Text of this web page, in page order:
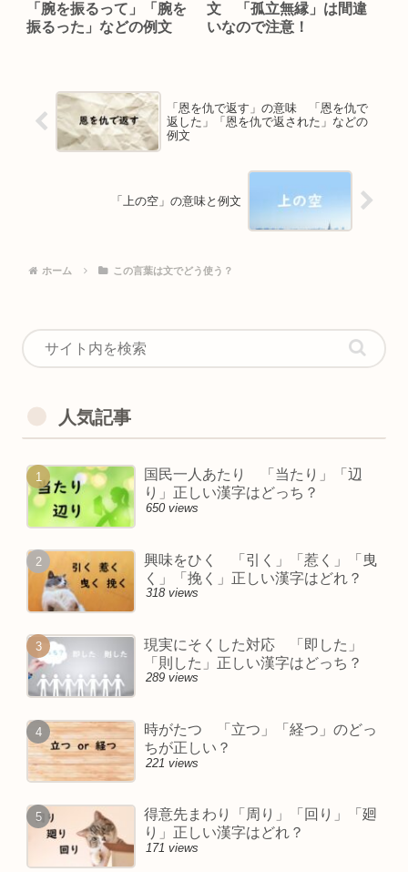
「腕を振るって」「腕を
振るった」などの例文
文 「孤立無縁」は間違
いなので注意！
「恩を仇で返す」の意味 「恩を仇で
返した」「恩を仇で返された」などの
例文
「上の空」の意味と例文
ホーム この言葉は文でどう使う？
人気記事
国民一人あたり 「当たり」「辺
り」正しい漢字はどっち？
650 views
興味をひく 「引く」「惹く」「曳
く」「挽く」正しい漢字はどれ？
318 views
現実にそくした対応 「即した」
「則した」正しい漢字はどっち？
289 views
時がたつ 「立つ」「経つ」のどっ
ちが正しい？
221 views
得意先まわり「周り」「回り」「廻
り」正しい漢字はどれ？
171 views